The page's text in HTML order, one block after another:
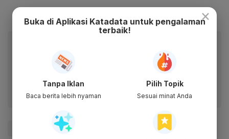
Dapatkan pengalaman membaca lebih nyaman dan nikmati
fitur menarik lainnya lewat aplikasi mobile Katadata.
#Tanah Papua #Pemilu
×
Buka di Aplikasi Katadata untuk pengalaman
terbaik!
Tanpa Iklan
Baca berita lebih nyaman
Pilih Topik
Sesuai minat Anda